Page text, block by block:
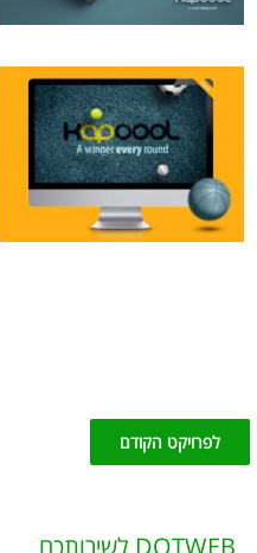
לפרויקט הקודם
DOTWEB לשירותכם